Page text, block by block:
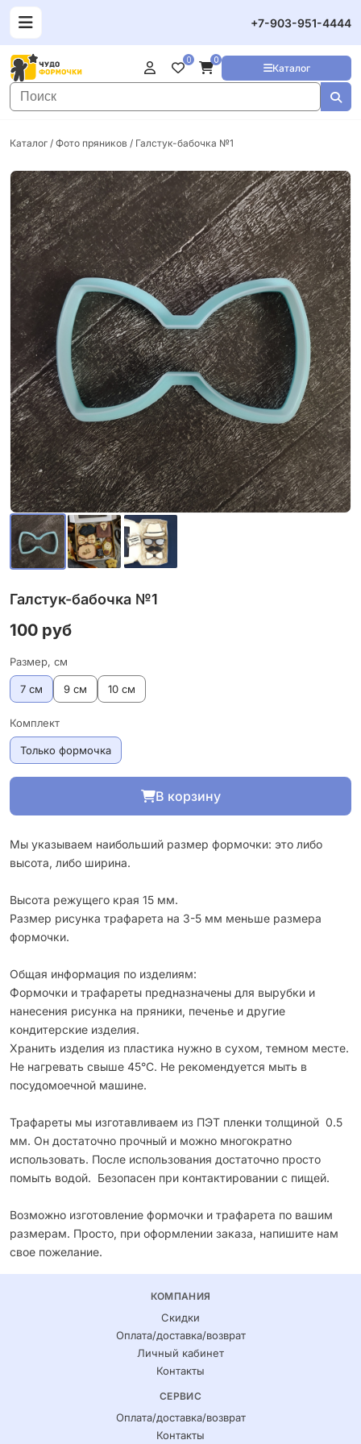
+7-903-951-4444
Каталог
0 0
Каталог / Фото пряников / Галстук-бабочка №1
Галстук-бабочка №1
100 руб
Размер, см
7 см 9 см 10 см
Комплект
Только формочка
В корзину
Мы указываем наибольший размер формочки: это либо
высота, либо ширина.
Высота режущего края 15 мм.
Размер рисунка трафарета на 3-5 мм меньше размера
формочки.
Общая информация по изделиям:
Формочки и трафареты предназначены для вырубки и
нанесения рисунка на пряники, печенье и другие
кондитерские изделия.
Хранить изделия из пластика нужно в сухом, темном месте.
Не нагревать свыше 45°С. Не рекомендуется мыть в
посудомоечной машине.
Трафареты мы изготавливаем из ПЭТ пленки толщиной 0.5
мм. Он достаточно прочный и можно многократно
использовать. После использования достаточно просто
помыть водой. Безопасен при контактировании с пищей.
Возможно изготовление формочки и трафарета по вашим
размерам. Просто, при оформлении заказа, напишите нам
свое пожелание.
КОМПАНИЯ
Скидки
Оплата/доставка/возврат
Личный кабинет
Контакты
СЕРВИС
Оплата/доставка/возврат
Контакты